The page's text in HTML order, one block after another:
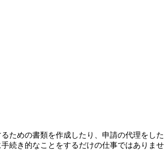
ための書類を作成したり、申請の代理を
続き的なことをするだけの仕事ではありませ